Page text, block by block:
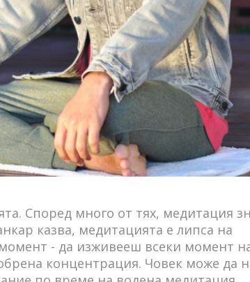
Според много от тях, медитация
казва, медитацията е липса на
- да изживееш всеки момент
концентрация. Човек може да